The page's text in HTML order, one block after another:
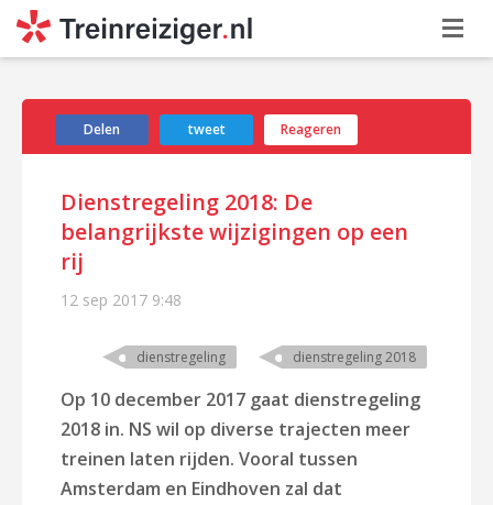
Delen tweet Reageren
Dienstregeling 2018: De
belangrijkste wijzigingen op een
rij
12 sep 2017 9:48
dienstregeling dienstregeling 2018
Op 10 december 2017 gaat dienstregeling
2018 in. NS wil op diverse trajecten meer
treinen laten rijden. Vooral tussen
Amsterdam en Eindhoven zal dat